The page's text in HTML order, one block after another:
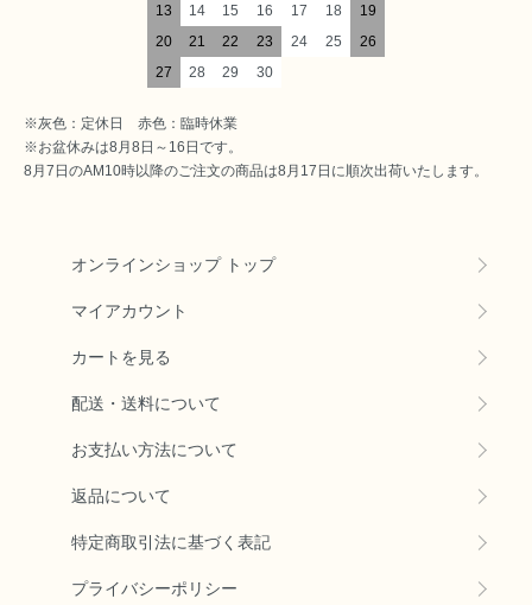
13
14 15 16 17 18
19
20
21 22 23 24 25
26
27
28 29 30
※灰色：定休日 赤色：臨時休業
※お盆休みは8月8日～16日です。
8月7日のAM10時以降のご注文の商品は8月17日に順次出荷いたします。
オンラインショップ トップ
マイアカウント
カートを見る
配送・送料について
お支払い方法について
返品について
特定商取引法に基づく表記
プライバシーポリシー